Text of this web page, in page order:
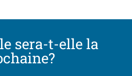
sera-t-elle la